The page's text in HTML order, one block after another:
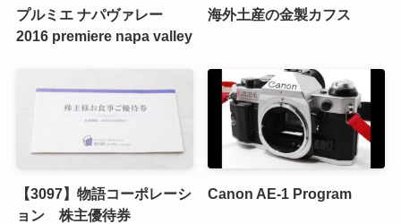
プルミエ ナパヴァレー
2016 premiere napa valley
海外土産の金製カフス
【3097】物語コーポレーシ
ョン 株主優待券
Canon AE-1 Program